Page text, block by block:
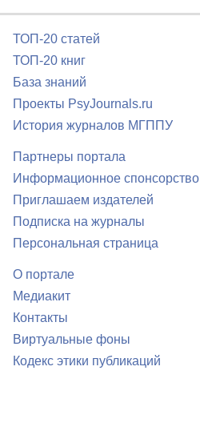
ТОП-20 статей
ТОП-20 книг
База знаний
Проекты PsyJournals.ru
История журналов МГППУ
Партнеры портала
Информационное спонсорство
Приглашаем издателей
Подписка на журналы
Персональная страница
О портале
Медиакит
Контакты
Виртуальные фоны
Кодекс этики публикаций